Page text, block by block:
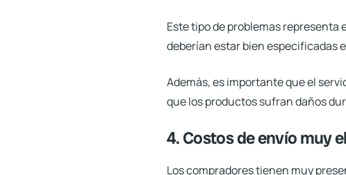
Este tipo de problemas representa
deberían estar bien especificadas
Además, es importante que el
que los productos sufran daños
4. Costos de envío muy
Los compradores tienen muy